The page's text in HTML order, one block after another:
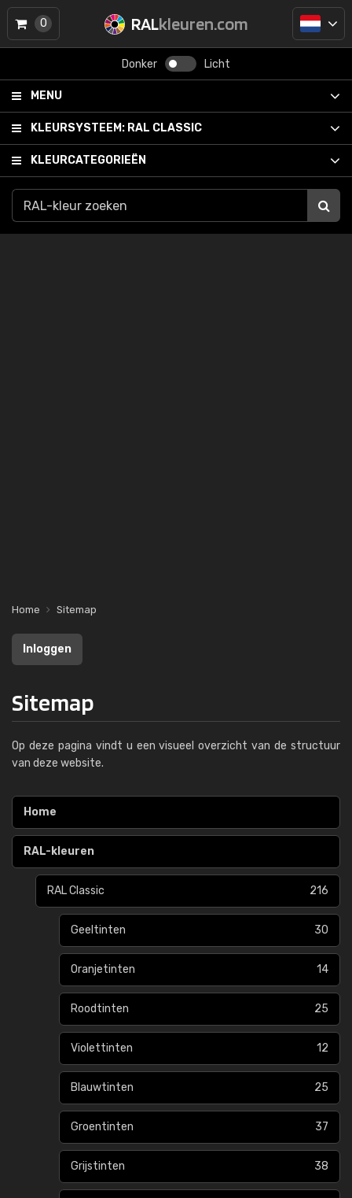
RALkleuren.com
Donker Licht
MENU
KLEURSYSTEEM: RAL CLASSIC
KLEURCATEGORIEËN
0
Home Sitemap
Inloggen
Sitemap
Op deze pagina vindt u een visueel overzicht van de structuur
van deze website.
Home
RAL-kleuren
RAL Classic 216
Geeltinten 30
Oranjetinten 14
Roodtinten 25
Violettinten 12
Blauwtinten 25
Groentinten 37
Grijstinten 38